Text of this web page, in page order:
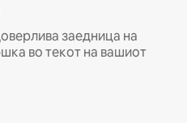
заедница на
во текот на вашиот